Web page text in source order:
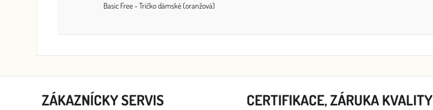
Basic Free - Tričko dámské (oranžová)
ZÁKAZNÍCKY SERVIS CERTIFIKACE, ZÁRUKA KVALITY